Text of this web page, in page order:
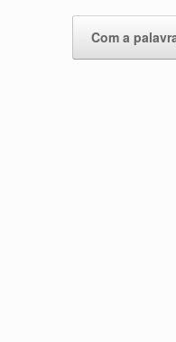
Com a